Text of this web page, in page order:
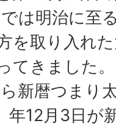
は明治に至
を取り入れ
てきました。
新暦つまり
年12月3日が